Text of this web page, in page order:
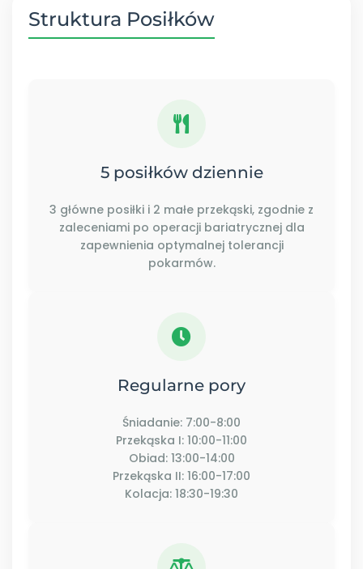
Struktura Posiłków
5 posiłków dziennie
3 główne posiłki i 2 małe przekąski, zgodnie z
zaleceniami po operacji bariatrycznej dla
zapewnienia optymalnej tolerancji
pokarmów.
Regularne pory
Śniadanie: 7:00-8:00
Przekąska I: 10:00-11:00
Obiad: 13:00-14:00
Przekąska II: 16:00-17:00
Kolacja: 18:30-19:30